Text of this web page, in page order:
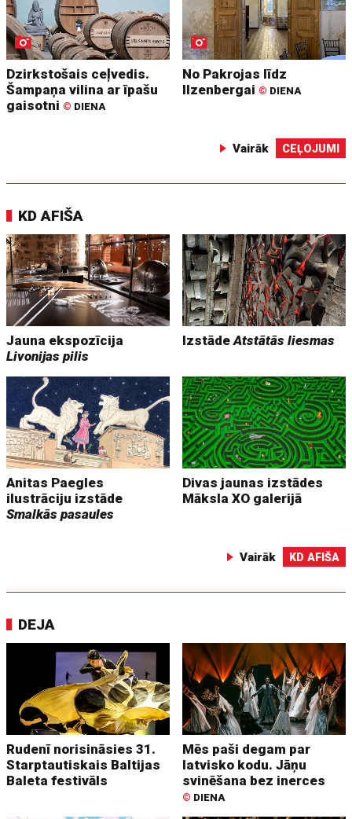
Dzirkstošais ceļvedis.
Šampaņa vilina ar īpašu
gaisotni © DIENA
No Pakrojas līdz
Ilzenbergai © DIENA
Vairāk CEĻOJUMI
KD AFIŠA
Jauna ekspozīcija
Livonijas pilis
IzstādeAtstātās liesmas
Anitas Paegles
ilustrāciju izstāde
Smalkās pasaules
Divas jaunas izstādes
Māksla XO galerijā
Vairāk KD AFIŠA
DEJA
Rudenī norisināsies 31.
Starptautiskais Baltijas
Baleta festivāls
Mēs paši degam par
latvisko kodu. Jāņu
svinēšana bez inerces
© DIENA